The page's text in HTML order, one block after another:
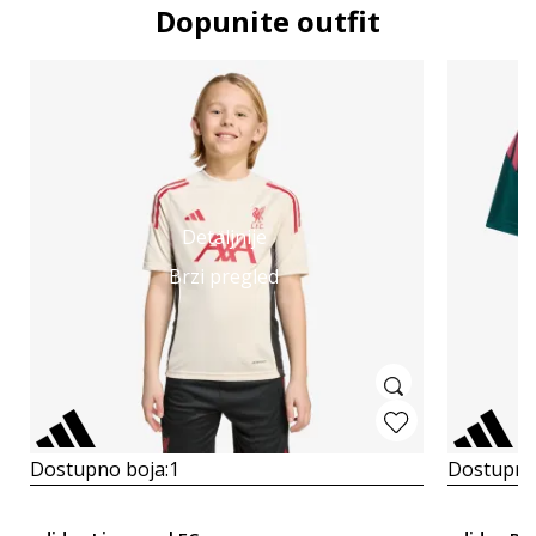
Dopunite outfit
Detaljnije
Brzi pregled
Dostupno boja:1